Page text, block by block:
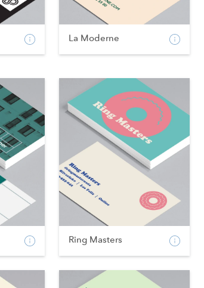
La Moderne
Ring Masters